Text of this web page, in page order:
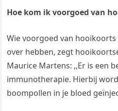
Hoe kom ik voorgoed van
Wie voorgoed van
over hebben, zegt
Maurice Martens: ,,Er is een
immunotherapie. Hierbij
boompollen in je bloed